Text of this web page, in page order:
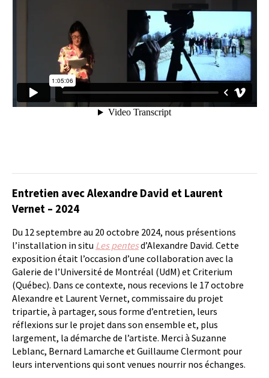
Entretien avec Alexandre David et Laurent
Vernet – 2024
Du 12 septembre au 20 octobre 2024, nous présentions
l’installation in situ Les pentesd’Alexandre David. Cette
exposition était l’occasion d’une collaboration avec la
Galerie de l’Université de Montréal (UdM) et Criterium
(Québec). Dans ce contexte, nous recevions le 17 octobre
Alexandre et Laurent Vernet, commissaire du projet
tripartie, à partager, sous forme d’entretien, leurs
réflexions sur le projet dans son ensemble et, plus
largement, la démarche de l’artiste. Merci à Suzanne
Leblanc, Bernard Lamarche et Guillaume Clermont pour
leurs interventions qui sont venues nourrir nos échanges.